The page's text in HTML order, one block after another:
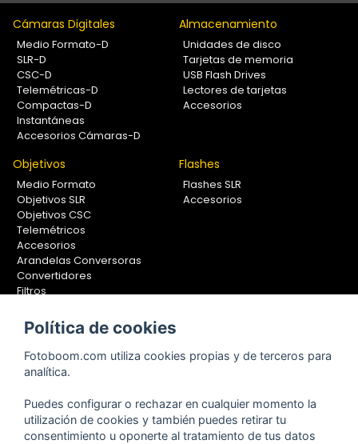
Cámaras Digitales
Medio Formato-D
SLR-D
CSC-D
Telemétricas-D
Compactas-D
Instantáneas
Accesorios Cámaras-D
Almacenamiento
Unidades de disco
Tarjetas de memoria
USB Flash Drives
Lectores de tarjetas
Accesorios
Objetivos
Medio Formato
Objetivos SLR
Objetivos CSC
Telemétricos
Accesorios
Arandelas Conversoras
Convertidores
Filtros
Calibradores
Flashes
Flashes SLR
Accesorios
Soportes Fotografía
Monopiés
Trípodes
Kit Completos
Accesorios
Política de cookies
Fotoboom.com utiliza cookies propias y de terceros para
analítica.
Puedes configurar o rechazar en cualquier momento la
utilización de cookies y también puedes retirar tu
consentimiento u oponerte al tratamiento de tus datos